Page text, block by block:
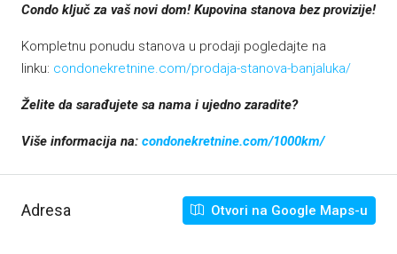
Condo ključ za vaš novi dom! Kupovina stanova bez provizije!
Kompletnu ponudu stanova u prodaji pogledajte na
linku: condonekretnine.com/prodaja-stanova-banjaluka/
Želite da sarađujete sa nama i ujedno zaradite?
Više informacija na: condonekretnine.com/1000km/
Adresa Otvori na Google Maps-u